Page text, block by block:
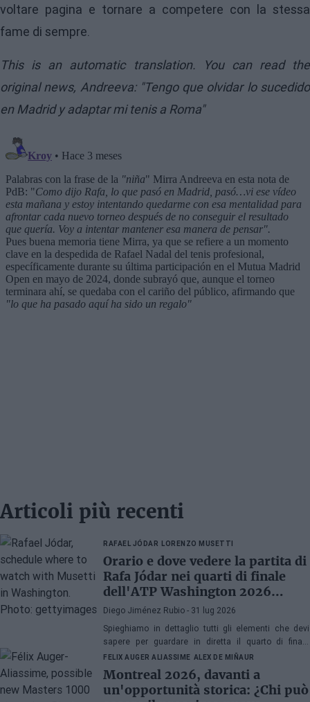
voltare pagina e tornare a competere con la stessa
fame di sempre.
This is an automatic translation. You can read the
original news, Andreeva: "Tengo que olvidar lo sucedido
en Madrid y adaptar mi tenis a Roma"
Articoli più recenti
RAFAEL JÓDAR LORENZO MUSETTI
Orario e dove vedere la partita di
Rafa Jódar nei quarti di finale
dell'ATP Washington 2026
contro Musetti
Diego Jiménez Rubio - 31 lug 2026
Spieghiamo in dettaglio tutti gli elementi che devi
sapere per guardare in diretta il quarto di finale
dell'ATP 500 a Washington 2026 tra Rafa Jódar e
Lorenzo Musetti.
FELIX AUGER ALIASSIME ALEX DE MIÑAUR
Montreal 2026, davanti a
un'opportunità storica: ¿Chi può